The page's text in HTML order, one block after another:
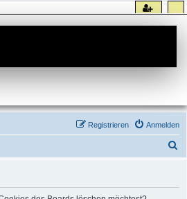
Anmelden
Registrieren